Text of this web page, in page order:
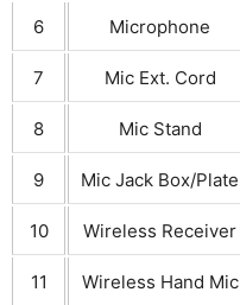
6 Microphone
7 Mic Ext. Cord
8 Mic Stand
9 Mic Jack Box/Plate
10 Wireless Receiver
11 Wireless Hand Mic